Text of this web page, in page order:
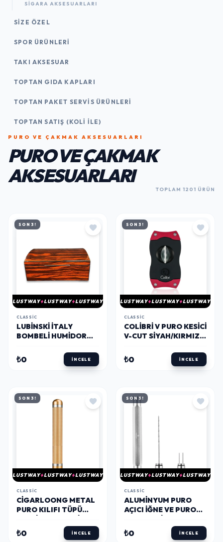
SIGARA AKSESUARLARI
SIZE ÖZEL
SPOR ÜRÜNLERI
TAKI AKSESUAR
TOPTAN GIDA KAPLARI
TOPTAN PAKET SERVIS ÜRÜNLERI
TOPTAN SATIŞ (KOLI İLE)
PURO VE ÇAKMAK AKSESUARLARI
PURO VE ÇAKMAK
AKSESUARLARI
TOPLAM 1201 ÜRÜN
SON 3!
LUSTWAY LUSTWAY LUSTWAY
CLASSIC
LUBINSKI İTALY
BOMBELI HUMIDOR
100'S
₺0 İNCELE
SON 3!
LUSTWAY LUSTWAY LUSTWAY
CLASSIC
COLIBRI V PURO KESICI
V-CUT SIYAH/KIRMIZI
₺0 İNCELE
SON 3!
LUSTWAY LUSTWAY LUSTWAY
CLASSIC
CIGARLOONG METAL
PURO KILIFI TÜPÜ
₺0 İNCELE
SON 3!
LUSTWAY LUSTWAY LUSTWAY
CLASSIC
ALUMINYUM PURO
AÇICI İĞNE VE PURO
₺0 İNCELE